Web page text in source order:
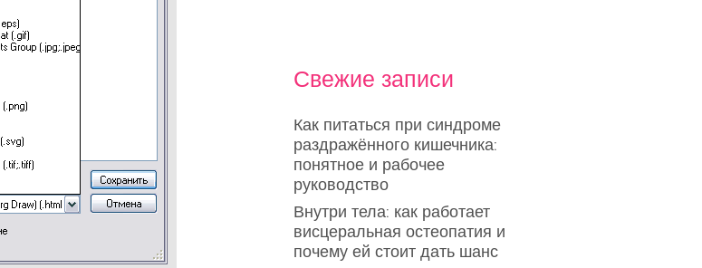
Свежие записи
Как питаться при синдроме
раздражённого кишечника:
понятное и рабочее
руководство
Внутри тела: как работает
висцеральная остеопатия и
почему ей стоит дать шанс